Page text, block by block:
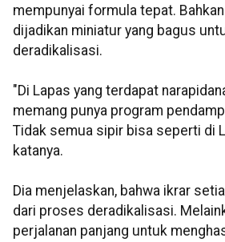
mempunyai formula tepat.
dijadikan miniatur yang bagus
deradikalisasi.
"Di Lapas yang terdapat
memang punya program
Tidak semua sipir bisa seperti di
katanya.
Dia menjelaskan, bahwa ikrar
dari proses deradikalisasi.
perjalanan panjang untuk